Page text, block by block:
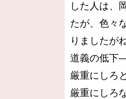
した人は、
たが、色々
りましたが
道義の低下
厳重にしろ
厳重にしろ